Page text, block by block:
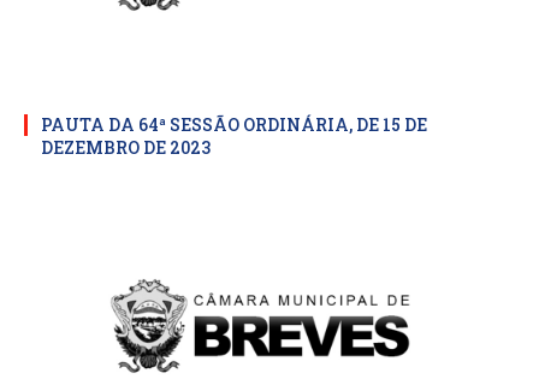
PAUTA DA 64ª SESSÃO ORDINÁRIA, DE 15 DE
DEZEMBRO DE 2023